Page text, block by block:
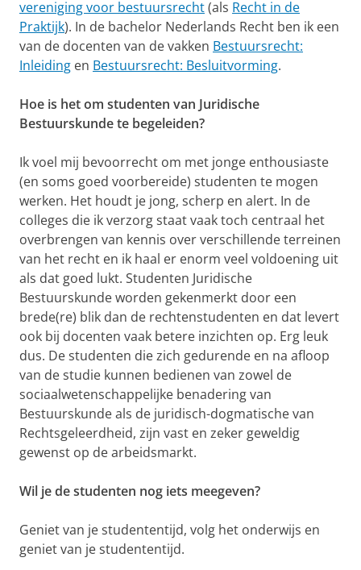
vereniging voor bestuursrecht(als Recht in de
Praktijk). In de bachelor Nederlands Recht ben ik een
van de docenten van de vakken Bestuursrecht:
Inleiding en Bestuursrecht: Besluitvorming.
Hoe is het om studenten van Juridische
Bestuurskunde te begeleiden?
Ik voel mij bevoorrecht om met jonge enthousiaste
(en soms goed voorbereide) studenten te mogen
werken. Het houdt je jong, scherp en alert. In de
colleges die ik verzorg staat vaak toch centraal het
overbrengen van kennis over verschillende terreinen
van het recht en ik haal er enorm veel voldoening uit
als dat goed lukt. Studenten Juridische
Bestuurskunde worden gekenmerkt door een
brede(re) blik dan de rechtenstudenten en dat levert
ook bij docenten vaak betere inzichten op. Erg leuk
dus. De studenten die zich gedurende en na afloop
van de studie kunnen bedienen van zowel de
sociaalwetenschappelijke benadering van
Bestuurskunde als de juridisch-dogmatische van
Rechtsgeleerdheid, zijn vast en zeker geweldig
gewenst op de arbeidsmarkt.
Wil je de studenten nog iets meegeven?
Geniet van je studententijd, volg het onderwijs en
geniet van je studententijd.